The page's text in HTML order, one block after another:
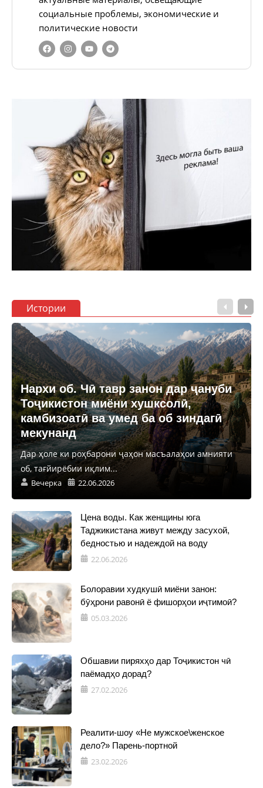
социальные проблемы, экономические и
политические новости
Истории
Нархи об. Чӣ тавр занон дар ҷануби
Тоҷикистон миёни хушксолӣ,
камбизоатӣ ва умед ба об зиндагӣ
мекунанд
Дар ҳоле ки роҳбарони ҷаҳон масъалаҳои амнияти
об, тағйирёбии иқлим...
Вечерка 22.06.2026
Цена воды. Как женщины юга
Таджикистана живут между засухой,
бедностью и надеждой на воду
22.06.2026
Болоравии худкушӣ миёни занон:
бӯҳрони равонӣ ё фишорҳои иҷтимоӣ?
05.03.2026
Обшавии пиряхҳо дар Тоҷикистон чӣ
паёмадҳо дорад?
27.02.2026
Реалити-шоу «Не мужское\женское
дело?» Парень-портной
23.02.2026